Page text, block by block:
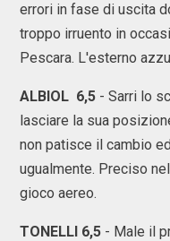
errori in fase di uscita
troppo irruento in
Pescara. L'esterno
ALBIOL 6,5 - Sarri lo
lasciare la sua
non patisce il cambio
ugualmente. Preciso
gioco aereo.
TONELLI 6,5 - Male il